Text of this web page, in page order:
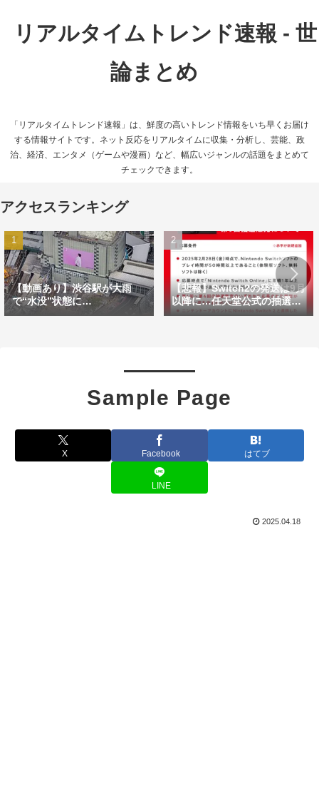
リアルタイムトレンド速報 - 世
論まとめ
「リアルタイムトレンド速報」は、鮮度の高いトレンド情報をいち早くお届け
する情報サイトです。ネット反応をリアルタイムに収集・分析し、芸能、政
治、経済、エンタメ（ゲームや漫画）など、幅広いジャンルの話題をまとめて
チェックできます。
アクセスランキング
【動画あり】渋谷駅が大雨
で“水没”状態に…
【悲報】Switch2の発送は9月
以降に…任天堂公式の抽選方
式に不満の声相次ぐ
Sample Page
X Facebook はてブ
LINE
2025.04.18